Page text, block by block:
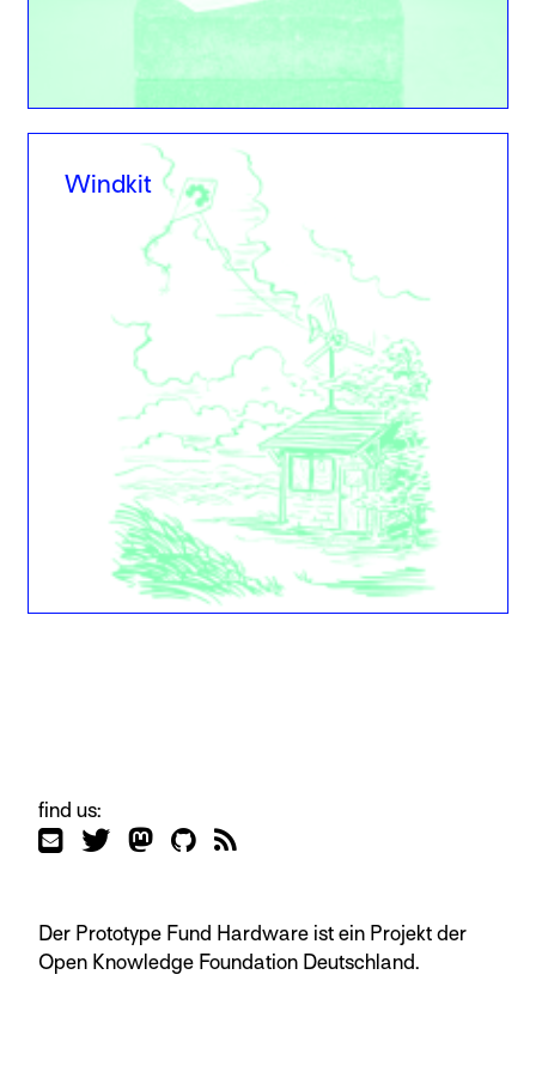
Windkit
Windkit
find us:
Der Prototype Fund Hardware ist ein Projekt der
Open Knowledge Foundation Deutschland.